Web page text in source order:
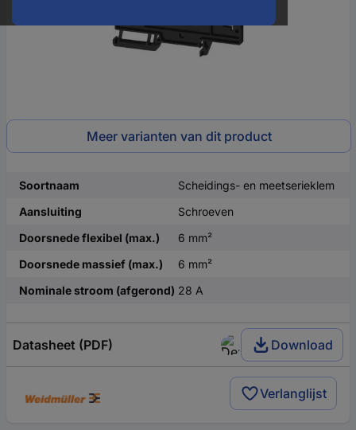
Meer varianten van dit product
Soortnaam
Scheidings- en meetserieklem
Aansluiting
Schroeven
Doorsnede flexibel (max.)
6 mm²
Doorsnede massief (max.)
6 mm²
Nominale stroom (afgerond) 28 A
Datasheet (PDF) Download
Verlanglijst